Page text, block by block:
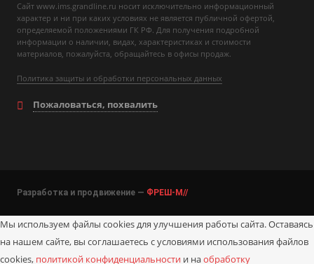
Сайт www.ims.grandline.ru носит исключительно информационный
характер и ни при каких условиях не является публичной офертой,
определяемой положениями ГК РФ. Для получения подробной
информации о наличии, видах, характеристиках и стоимости
материалов, пожалуйста, обращайтесь в офисы продаж.
Политика защиты и обработки персональных данных
Пожаловаться, похвалить
Разработка и продвижение — ФРЕШ-М//
Мы используем файлы cookies для улучшения работы сайта. Оставаясь
на нашем сайте, вы соглашаетесь с условиями использования файлов
cookies, политикой конфиденциальности и наобработку